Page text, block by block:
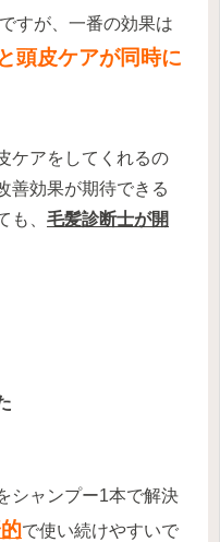
すが、一番の効果は
頭皮ケアが同時に
ケアをしてくれるの
善効果が期待できる
も、 毛髪診断士が開
シャンプー1本で解決
で使い続けやすいで